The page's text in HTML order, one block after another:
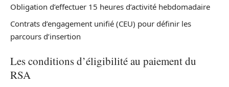
Obligation d’effectuer 15 heures d’activité hebdomadaire
Contrats d’engagement unifié (CEU) pour définir les
parcours d’insertion
Les conditions d’éligibilité au paiement du
RSA